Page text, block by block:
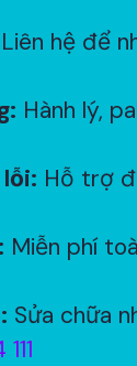
Liên hệ để
Hành lý,
Hỗ trợ
Miễn phí
Sửa chữa